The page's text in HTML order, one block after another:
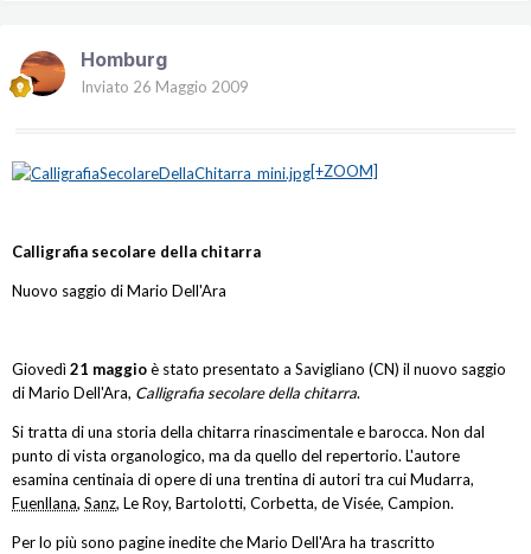
Homburg
Inviato 26 Maggio 2009
[+ZOOM]
Calligrafia secolare della chitarra
Nuovo saggio di Mario Dell'Ara
Giovedì 21 maggioè stato presentato a Savigliano (CN) il nuovo saggio
di Mario Dell'Ara, Calligrafia secolare della chitarra.
Si tratta di una storia della chitarra rinascimentale e barocca. Non dal
punto di vista organologico, ma da quello del repertorio. L'autore
esamina centinaia di opere di una trentina di autori tra cui Mudarra,
Fuenllana, Sanz, Le Roy, Bartolotti, Corbetta, de Visée, Campion.
Per lo più sono pagine inedite che Mario Dell'Ara ha trascritto